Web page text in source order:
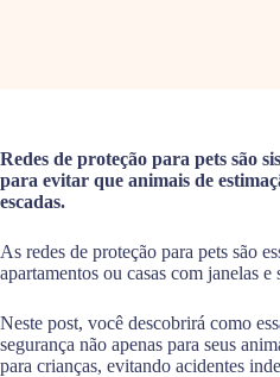
Redes de proteção para pets são
para evitar que animais de
escadas.
As redes de proteção para pets são
apartamentos ou casas com janelas e
Neste post, você descobrirá como
segurança não apenas para seus
para crianças, evitando acidentes